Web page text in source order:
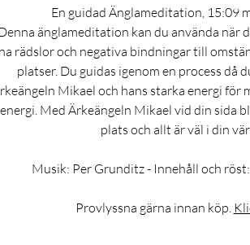
En guidad Änglameditation, 15:09
änglameditation kan du använda när
rädslor och negativa bindningar till
platser. Du guidas igenom en process då
Mikael och hans starka energi för
energi. Med Ärkeängeln Mikael vid din sida
plats och allt är väl i din
Musik: Per Grunditz - Innehåll och
Provlyssna gärna innan köp.